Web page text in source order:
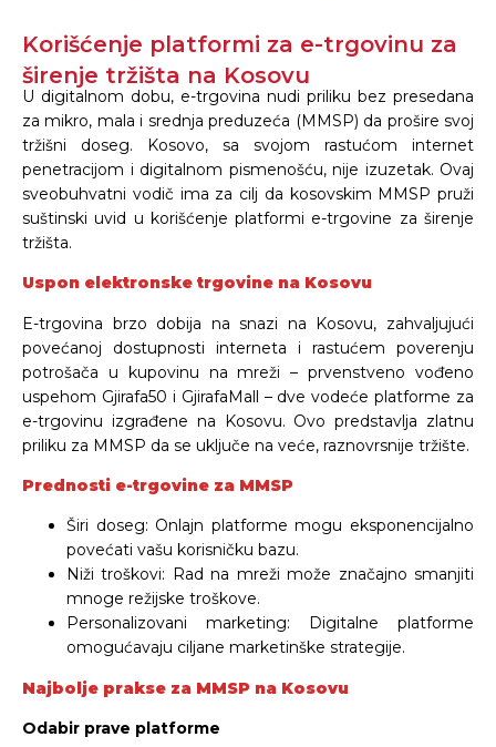
Korišćenje platformi za e-trgovinu za
širenje tržišta na Kosovu
U digitalnom dobu, e-trgovina nudi priliku bez presedana
za mikro, mala i srednja preduzeća (MMSP) da prošire svoj
tržišni doseg. Kosovo, sa svojom rastućom internet
penetracijom i digitalnom pismenošću, nije izuzetak. Ovaj
sveobuhvatni vodič ima za cilj da kosovskim MMSP pruži
suštinski uvid u korišćenje platformi e-trgovine za širenje
tržišta.
Uspon elektronske trgovine na Kosovu
E-trgovina brzo dobija na snazi ​​na Kosovu, zahvaljujući
povećanoj dostupnosti interneta i rastućem poverenju
potrošača u kupovinu na mreži – prvenstveno vođeno
uspehom Gjirafa50 i GjirafaMall – dve vodeće platforme za
e-trgovinu izgrađene na Kosovu. Ovo predstavlja zlatnu
priliku za MMSP da se uključe na veće, raznovrsnije tržište.
Prednosti e-trgovine za MMSP
Širi doseg: Onlajn platforme mogu eksponencijalno
povećati vašu korisničku bazu.
Niži troškovi: Rad na mreži može značajno smanjiti
mnoge režijske troškove.
Personalizovani marketing: Digitalne platforme
omogućavaju ciljane marketinške strategije.
Najbolje prakse za MMSP na Kosovu
Odabir prave platforme